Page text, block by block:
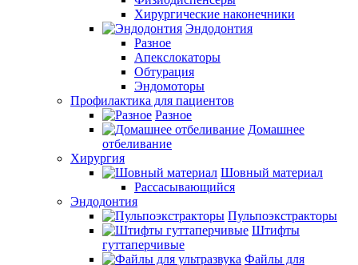
Хирургические наконечники
Эндодонтия
Разное
Апекслокаторы
Обтурация
Эндомоторы
Профилактика для пациентов
Разное
Домашнее
отбеливание
Хирургия
Шовный материал
Рассасывающийся
Эндодонтия
Пульпоэкстракторы
Штифты
гуттаперчивые
Файлы для